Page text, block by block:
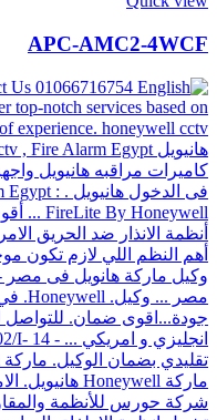
APC-AMC2-4WCF